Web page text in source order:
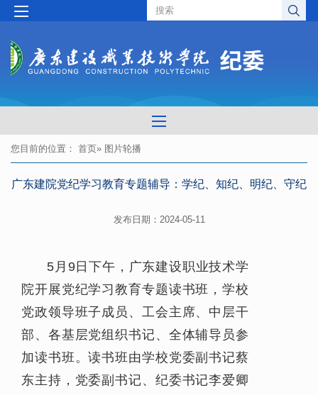
您目前的位置： 首页» 图片轮播
广东建院党纪学习教育专题辅导：学纪、知纪、明纪、守纪
发布日期：2024-05-11
5月9日下午，广东建设职业技术学
院开展党纪学习教育专题读书班，学校
党政领导班子成员、工会主席、中层干
部、各基层党组织书记、全体辅导员参
加读书班。读书班由学校党委副书记蔡
东主持，党委副书记、纪委书记李爱卿